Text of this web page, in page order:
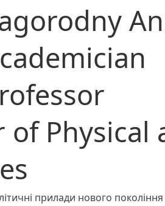
of
прилади нового покоління